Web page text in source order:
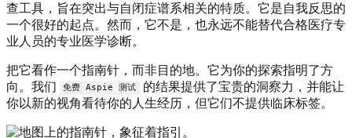
查工具，旨在突出与自闭症谱系相关的特质。它是自我反思的
一个很好的起点。然而，它不是，也永远不能替代合格医疗专
业人员的专业医学诊断。
把它看作一个指南针，而非目的地。它为你的探索指明了方
向。我们
免费 Aspie 测试
的结果提供了宝贵的洞察力，并能让
你以新的视角看待你的人生经历，但它们不提供临床标签。